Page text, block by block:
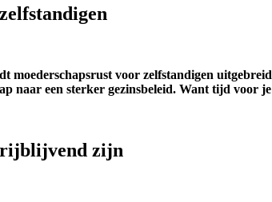
moederschapsrust voor zelfstandigen
naar een sterker gezinsbeleid. Want tijd voor
zijn